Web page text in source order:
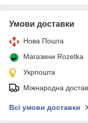
Умови доставки
Нова Пошта
Магазини Rozetka
Укрпошта
Міжнародна
Всі умови доставки